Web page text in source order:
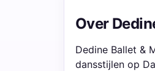
Over
Dedine Ballet &
dansstijlen op